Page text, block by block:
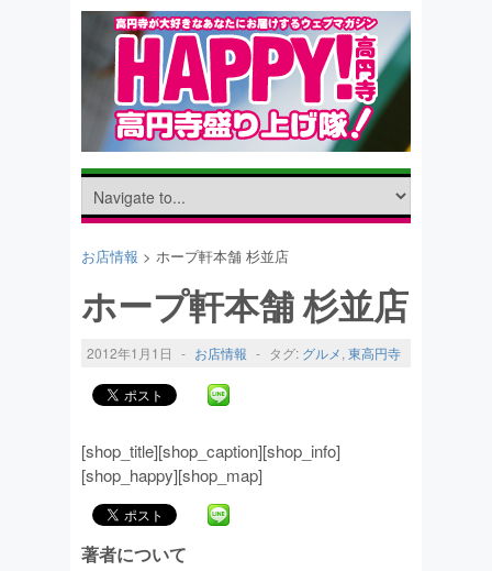
お店情報 > ホープ軒本舗 杉並店
ホープ軒本舗 杉並店
2012年1月1日 - お店情報 - タグ: グルメ, 東高円寺
[shop_title][shop_caption][shop_info]
[shop_happy][shop_map]
著者について